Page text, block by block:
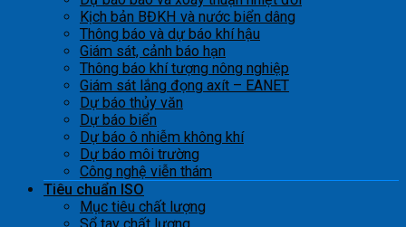
Kịch bản BĐKH và nước biển dâng
Thông báo và dự báo khí hậu
Giám sát, cảnh báo hạn
Thông báo khí tượng nông nghiệp
Giám sát lắng đọng axít – EANET
Dự báo thủy văn
Dự báo biển
Dự báo ô nhiễm không khí
Dự báo môi trường
Công nghệ viễn thám
Tiêu chuẩn ISO
Mục tiêu chất lượng